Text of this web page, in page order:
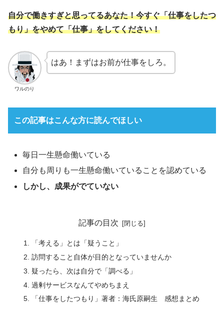
自分で働きすぎと思ってるあなた！今すぐ「仕事をしたつ
もり」をやめて「仕事」をしてください！
ワルのり
はあ！まずはお前が仕事をしろ。
この記事はこんな方に読んでほしい
毎日一生懸命働いている
自分も周りも一生懸命働いていることを認めている
しかし、成果がでていない
記事の目次
「考える」とは「疑うこと」
訪問すること自体が目的となっていませんか
疑ったら、次は自分で「調べる」
過剰サービスなんてやめちまえ
「仕事をしたつもり」著者：海氏原嗣生 感想まとめ